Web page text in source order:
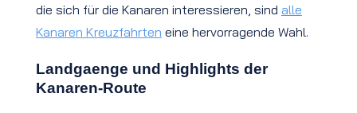
die sich für die Kanaren interessieren, sind alle
Kanaren Kreuzfahrten eine hervorragende Wahl.
Landgaenge und Highlights der
Kanaren-Route